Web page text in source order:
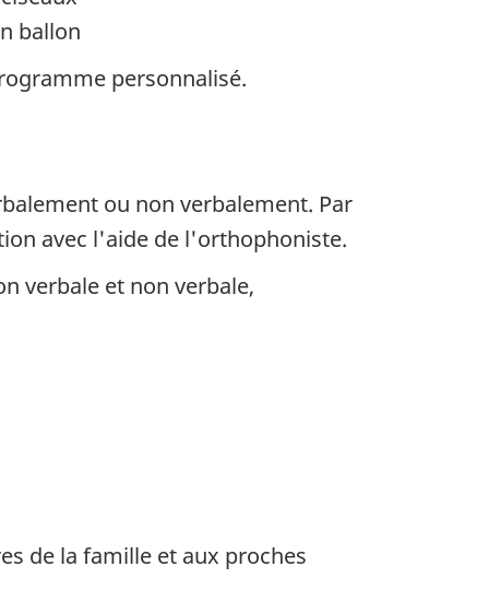
ballon
personnalisé.
ou non verbalement. Par
avec l'aide de l'orthophoniste.
verbale et non verbale,
de la famille et aux proches